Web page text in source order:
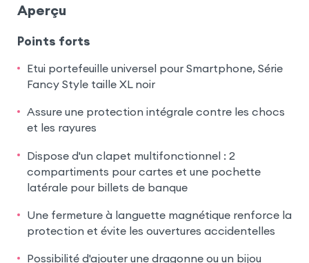
Aperçu
Points forts
Etui portefeuille universel pour Smartphone, Série
Fancy Style taille XL noir
Assure une protection intégrale contre les chocs
et les rayures
Dispose d'un clapet multifonctionnel : 2
compartiments pour cartes et une pochette
latérale pour billets de banque
Une fermeture à languette magnétique renforce la
protection et évite les ouvertures accidentelles
Possibilité d'ajouter une dragonne ou un bijou